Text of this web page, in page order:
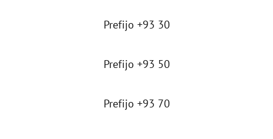
Prefijo +93 30
Prefijo +93 50
Prefijo +93 70